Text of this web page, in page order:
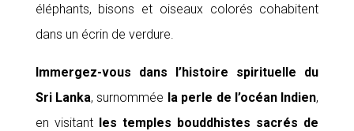
éléphants, bisons et oiseaux colorés cohabitent
dans un écrin de verdure.
Immergez-vous dans
l’histoire spirituelle du
Sri Lanka, surnommée la perle de l’océan Indien,
en visitant les temples bouddhistes sacrés de